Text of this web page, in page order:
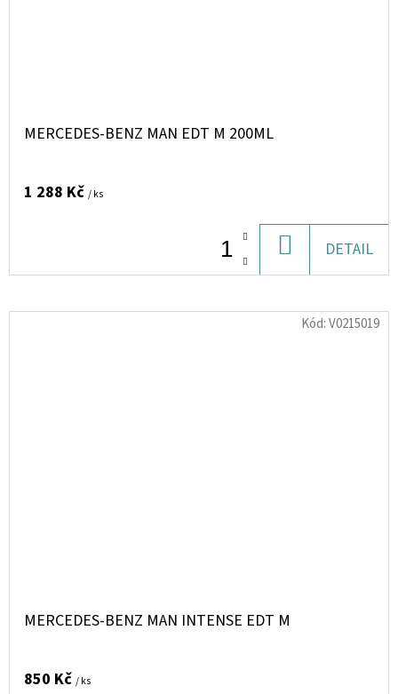
MERCEDES-BENZ MAN EDT M 200ML
1 288 Kč / ks
KOŠÍKU
DETAIL
MERCEDES-BENZ MAN INTENSE EDT M
850 Kč / ks
Kód:V0215019